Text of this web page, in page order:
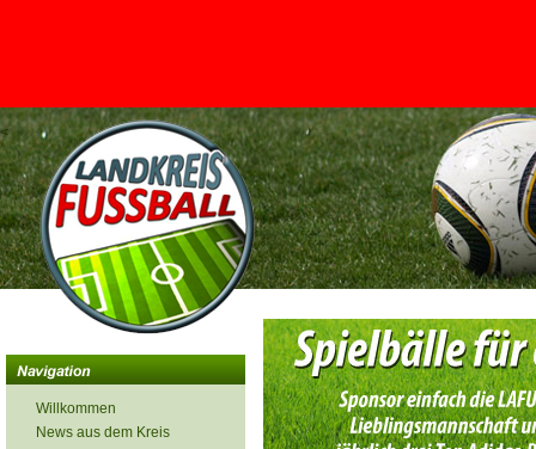
<
Willkommen
News aus dem Kreis